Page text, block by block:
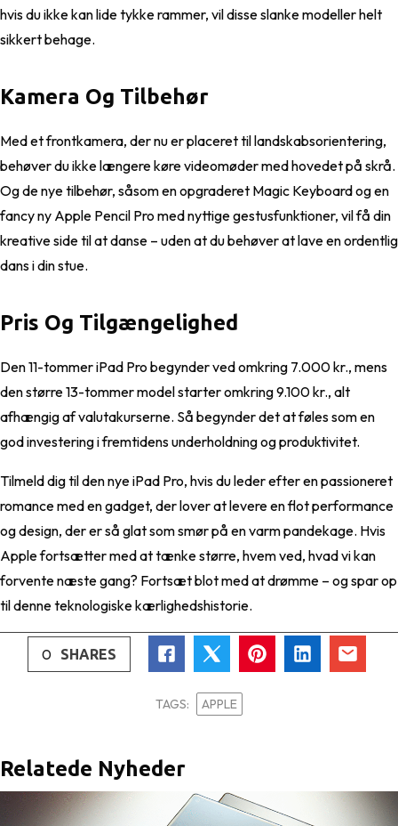
hvis du ikke kan lide tykke rammer, vil disse slanke modeller helt
sikkert behage.
Kamera Og Tilbehør
Med et frontkamera, der nu er placeret til landskabsorientering,
behøver du ikke længere køre videomøder med hovedet på skrå.
Og de nye tilbehør, såsom en opgraderet Magic Keyboard og en
fancy ny Apple Pencil Pro med nyttige gestusfunktioner, vil få din
kreative side til at danse – uden at du behøver at lave en ordentlig
dans i din stue.
Pris Og Tilgængelighed
Den 11-tommer iPad Pro begynder ved omkring 7.000 kr., mens
den større 13-tommer model starter omkring 9.100 kr., alt
afhængig af valutakurserne. Så begynder det at føles som en
god investering i fremtidens underholdning og produktivitet.
Tilmeld dig til den nye iPad Pro, hvis du leder efter en passioneret
romance med en gadget, der lover at levere en flot performance
og design, der er så glat som smør på en varm pandekage. Hvis
Apple fortsætter med at tænke større, hvem ved, hvad vi kan
forvente næste gang? Fortsæt blot med at drømme – og spar op
til denne teknologiske kærlighedshistorie.
0 SHARES
TAGS: APPLE
Relatede Nyheder